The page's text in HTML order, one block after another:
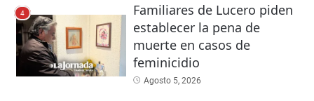
4
Familiares de Lucero piden
establecer la pena de
muerte en casos de
feminicidio
Agosto 5, 2026